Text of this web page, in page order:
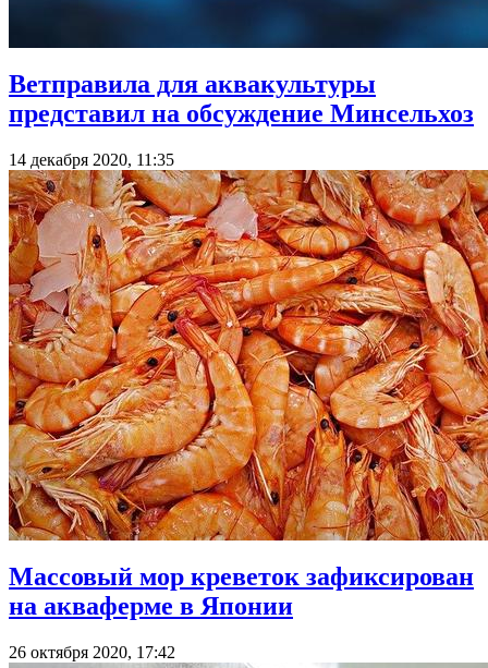
Ветправила для аквакультуры
представил на обсуждение Минсельхоз
14 декабря 2020, 11:35
Массовый мор креветок зафиксирован
на акваферме в Японии
26 октября 2020, 17:42